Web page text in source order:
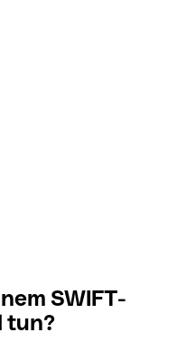
SWIFT-
tun?